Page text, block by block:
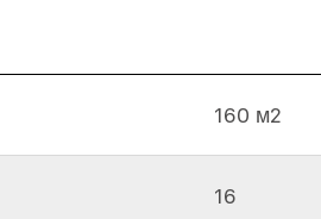
160 м2
16